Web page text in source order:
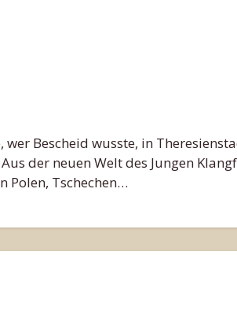
wer Bescheid wusste, in
der neuen Welt des Jungen
Polen, Tschechen…